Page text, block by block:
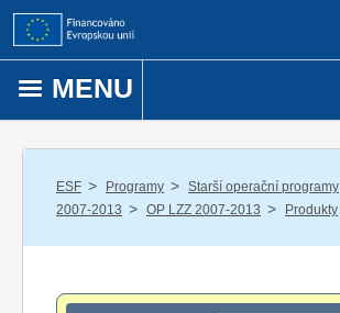
Přejít k obsahu
MENU
ESF / Programy / Starší operační programy
2007-2013 / OP LZZ 2007-2013 / Produkty